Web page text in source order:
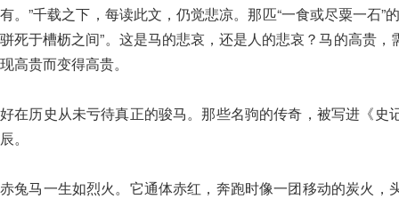
有。”千载之下，每读此文，仍觉悲凉。那匹“一食或尽粟一石”
骈死于槽枥之间”。这是马的悲哀，还是人的悲哀？马的高贵
现高贵而变得高贵。
好在历史从未亏待真正的骏马。那些名驹的传奇，被写进《
辰。
赤兔马一生如烈火。它通体赤红，奔跑时像一团移动的炭火